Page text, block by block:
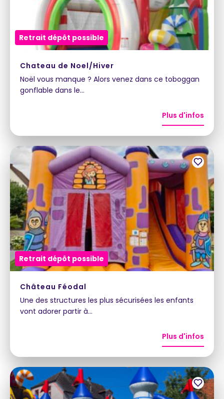
Retrait dépôt possible
Chateau de Noel/Hiver
Noël vous manque ? Alors venez dans ce toboggan
gonflable dans le…
Plus d'infos
Retrait dépôt possible
Château Féodal
Une des structures les plus sécurisées les enfants
vont adorer partir à…
Plus d'infos